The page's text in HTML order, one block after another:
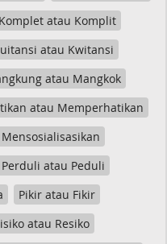
Komplet atau Komplit
atau Kwitansi
atau Mangkok
atau Memperhatikan
Perduli atau Peduli
Pikir atau Fikir
atau Resiko